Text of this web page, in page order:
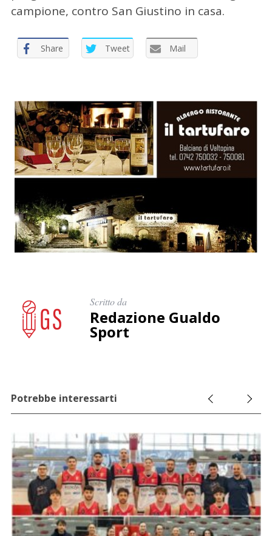
campione, contro San Giustino in casa.
Share Tweet Mail
Scritto da
Redazione Gualdo
Sport
Potrebbe interessarti
: